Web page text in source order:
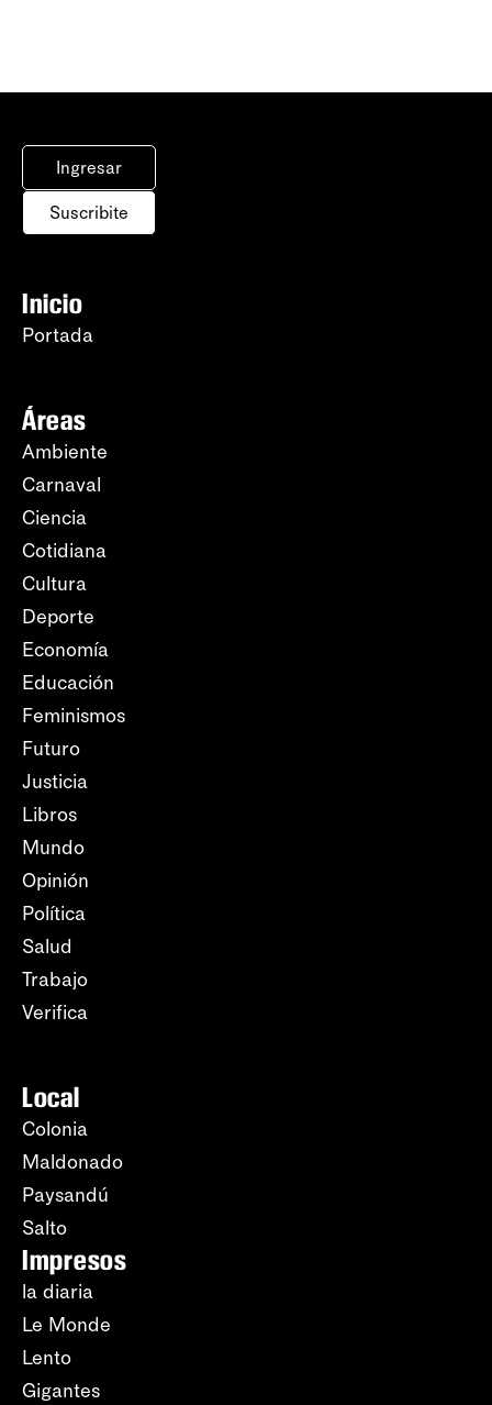
Ingresar
Suscribite
Inicio
Portada
Áreas
Ambiente
Carnaval
Ciencia
Cotidiana
Cultura
Deporte
Economía
Educación
Feminismos
Futuro
Justicia
Libros
Mundo
Opinión
Política
Salud
Trabajo
Verifica
Local
Colonia
Maldonado
Paysandú
Salto
Impresos
la diaria
Le Monde
Lento
Gigantes